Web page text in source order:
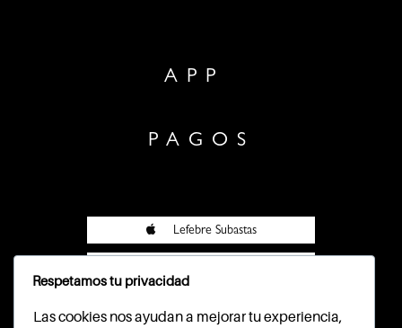
APP
PAGOS
Lefebre Subastas
Respetamos tu privacidad
Las cookies nos ayudan a mejorar tu experiencia,